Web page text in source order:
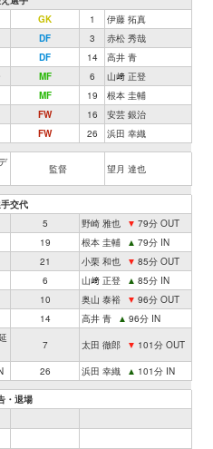
GK 1
伊藤 拓真
DF 3
赤松 秀哉
DF 14
高井 青
MF 6
山﨑 正登
MF 19
根本 圭輔
FW 16
安芸 銀治
FW 26 浜田 幸織
監督 望月 達也
交代
5 野崎 雅也 ▼ 79分 OUT
19 根本 圭輔 ▲ 79分 IN
21 小栗 和也 ▼ 85分 OUT
6 山﨑 正登 ▲ 85分 IN
10 奥山 泰裕 ▼ 96分 OUT
14 高井 青 ▲ 96分 IN
7 太田 徹郎 ▼ 101分 OUT
26 浜田 幸織 ▲ 101分 IN
・退場